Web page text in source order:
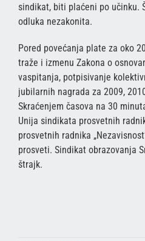
sindikat, biti plaćeni po učinku.
odluka nezakonita.
Pored povećanja plate za oko
traže i izmenu Zakona o
vaspitanja, potpisivanje
jubilarnih nagrada za 2009,
Skraćenjem časova na 30
Unija sindikata prosvetnih
prosvetnih radnika
prosveti. Sindikat obrazovanja
štrajk.